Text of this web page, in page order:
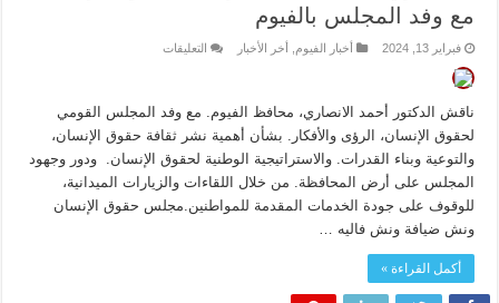
مع وفد المجلس بالفيوم
فبراير 13, 2024 أخبار الفيوم أخر الأخبار التعليقاتعلى
نشر
ثقافة
حقوق
مع
وفد
المجلس
بالفيوم
ناقش الدكتور أحمد الانصاري، محافظ الفيوم. مع وفد المجلس القومي
لحقوق الإنسان، الرؤى والأفكار. بشأن أهمية نشر ثقافة حقوق الإنسان،
والتوعية وبناء القدرات. والاستراتيجية الوطنية لحقوق الإنسان. ودور وجهود
المجلس على أرض المحافظة. من خلال اللقاءات والزيارات الميدانية،
للوقوف على جودة الخدمات المقدمة للمواطنين.مجلس حقوق الإنسان
ونش ضيافة ونش فاليه …
أكمل القراءة »